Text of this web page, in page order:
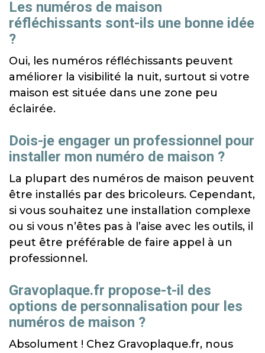
Les numéros de maison
réfléchissants sont-ils une bonne idée
?
Oui, les numéros réfléchissants peuvent
améliorer la visibilité la nuit, surtout si votre
maison est située dans une zone peu
éclairée.
Dois-je engager un professionnel pour
installer mon numéro de maison ?
La plupart des numéros de maison peuvent
être installés par des bricoleurs. Cependant,
si vous souhaitez une installation complexe
ou si vous n’êtes pas à l’aise avec les outils, il
peut être préférable de faire appel à un
professionnel.
Gravoplaque.fr propose-t-il des
options de personnalisation pour les
numéros de maison ?
Absolument ! Chez Gravoplaque.fr, nous